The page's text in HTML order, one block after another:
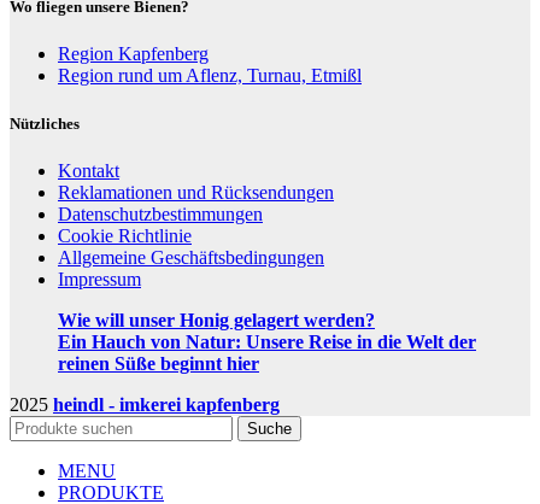
Wo fliegen unsere Bienen?
Region Kapfenberg
Region rund um Aflenz, Turnau, Etmißl
Nützliches
Kontakt
Reklamationen und Rücksendungen
Datenschutzbestimmungen
Cookie Richtlinie
Allgemeine Geschäftsbedingungen
Impressum
Wie will unser Honig gelagert werden?
Ein Hauch von Natur: Unsere Reise in die Welt der
reinen Süße beginnt hier
2025 heindl - imkerei kapfenberg
Suche
MENU
PRODUKTE